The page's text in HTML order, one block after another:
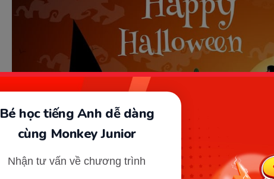
Bé học tiếng Anh dễ dàng
cùng Monkey Junior
Nhận tư vấn về chương trình